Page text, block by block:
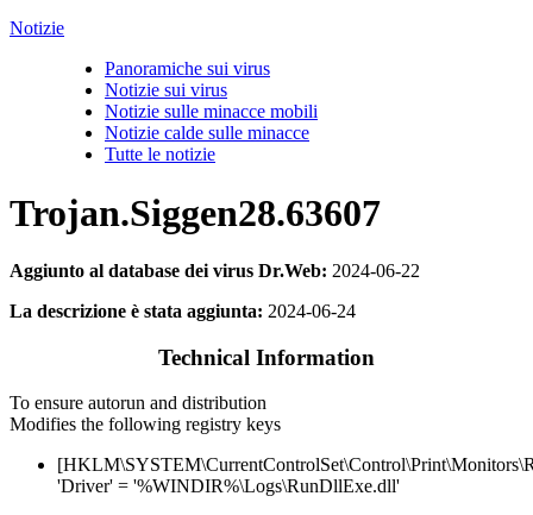
Notizie
Panoramiche sui virus
Notizie sui virus
Notizie sulle minacce mobili
Notizie calde sulle minacce
Tutte le notizie
Trojan.Siggen28.63607
Aggiunto al database dei virus Dr.Web: 2024-06-22
La descrizione è stata aggiunta: 2024-06-24
Technical Information
To ensure autorun and distribution
Modifies the following registry keys
'Driver' = '%WINDIR%\Logs\RunDllExe.dll'